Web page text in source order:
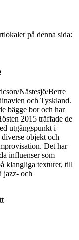
på denna sida:
Nästesjö/Berre
och Tyskland.
bägge bor och har
2015 träffade de
utgångspunkt i
objekt och
Det har
influenser som
klangliga texturer, till
jazz- och